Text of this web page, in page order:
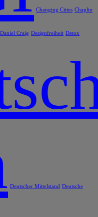
Changing Cities Chaplin
Daniel Craig Designfreiheit Detox
Deutscher Mittelstand Deutsche